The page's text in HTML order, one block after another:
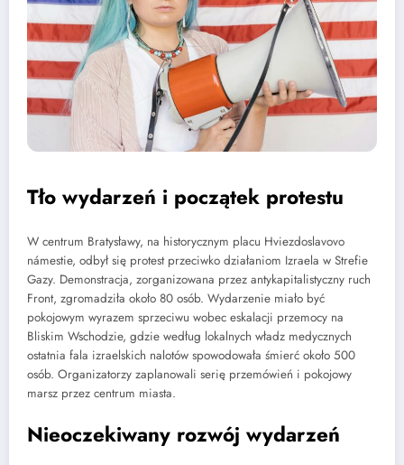
Tło wydarzeń i początek protestu
W centrum Bratysławy, na historycznym placu Hviezdoslavovo
námestie, odbył się protest przeciwko działaniom Izraela w Strefie
Gazy. Demonstracja, zorganizowana przez antykapitalistyczny ruch
Front, zgromadziła około 80 osób. Wydarzenie miało być
pokojowym wyrazem sprzeciwu wobec eskalacji przemocy na
Bliskim Wschodzie, gdzie według lokalnych władz medycznych
ostatnia fala izraelskich nalotów spowodowała śmierć około 500
osób. Organizatorzy zaplanowali serię przemówień i pokojowy
marsz przez centrum miasta.
Nieoczekiwany rozwój wydarzeń